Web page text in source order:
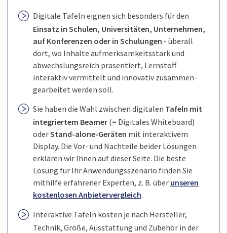
Digitale Tafeln eignen sich besonders für den
Einsatz in Schulen, Universitäten, Unternehmen,
auf Konferenzen oder in Schulungen - überall
dort, wo Inhalte aufmerksam­keits­stark und
abwechslungs­reich präsentiert, Lernstoff
interaktiv vermittelt und innovativ zusammen­
gearbeitet werden soll.
Sie haben die Wahl zwischen digitalen Tafeln mit
integriertem Beamer(= Digitales Whiteboard)
oderStand-alone-Geräten mit interaktivem
Display. Die Vor- und Nachteile beider Lösungen
erklären wir Ihnen auf dieser Seite. Die beste
Lösung für Ihr Anwendungs­szenario finden Sie
mithilfe erfahrener Experten, z. B. über unseren
kostenlosen Anbieter­vergleich.
Interaktive Tafeln kosten je nach Hersteller,
Technik, Größe, Ausstattung und Zubehör in der